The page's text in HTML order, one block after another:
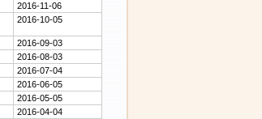
2016-11-06
2016-10-05
2016-09-03
2016-08-03
2016-07-04
2016-06-05
2016-05-05
2016-04-04